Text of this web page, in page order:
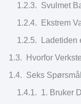
Svulmet
Ekstrem
Ladetiden
Hvorfor
Seks
1. Bruker